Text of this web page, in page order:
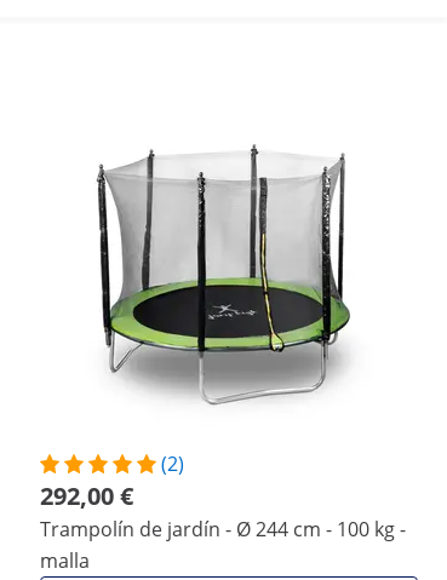
(2)
292,00 €
Trampolín de jardín - Ø 244 cm - 100 kg -
malla